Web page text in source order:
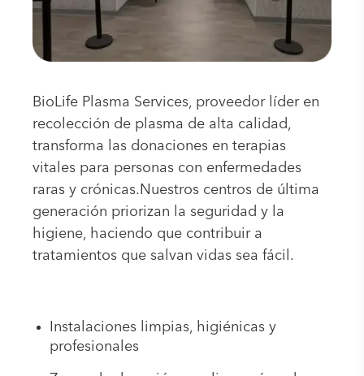
BioLife Plasma Services, proveedor líder en
recolección de plasma de alta calidad,
transforma las donaciones en terapias
vitales para personas con enfermedades
raras y crónicas.Nuestros centros de última
generación priorizan la seguridad y la
higiene, haciendo que contribuir a
tratamientos que salvan vidas sea fácil.
Instalaciones limpias, higiénicas y
profesionales